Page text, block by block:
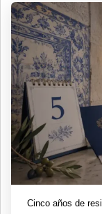
Cinco años de